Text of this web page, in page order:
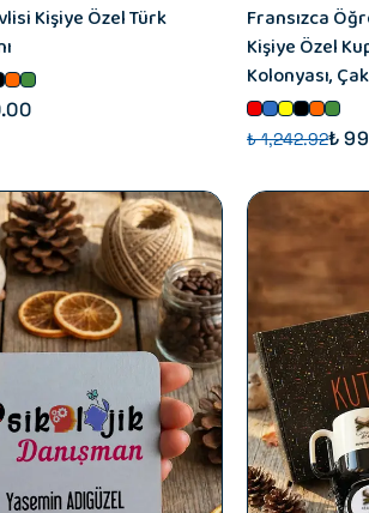
Kişiye Özel Türk
Fransızca
Kişiye Özel
Kolonyası,
₺ 1,242.92₺